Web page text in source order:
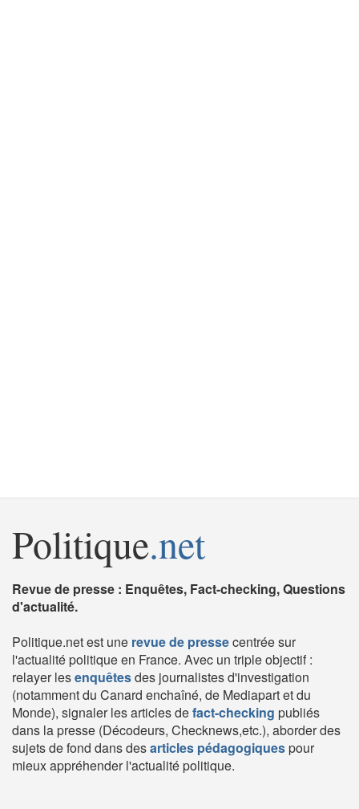
Politique.net
Revue de presse : Enquêtes, Fact-checking, Questions
d'actualité.
Politique.net est une revue de pressecentrée sur
l'actualité politique en France. Avec un triple objectif :
relayer lesenquêtesdes journalistes d'investigation
(notamment du Canard enchaîné, de Mediapart et du
Monde), signaler les articles defact-checking publiés
dans la presse (Décodeurs, Checknews,etc.), aborder des
sujets de fond dans desarticles pédagogiquespour
mieux appréhender l'actualité politique.